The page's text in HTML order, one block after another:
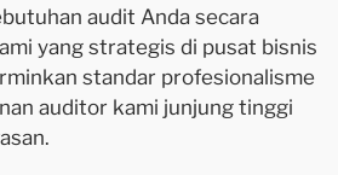
audit Anda secara
yang strategis di pusat bisnis
standar profesionalisme
auditor kami junjung tinggi